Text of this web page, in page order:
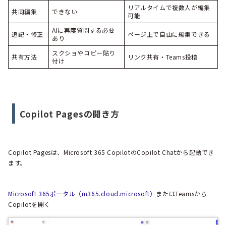
共同編集 できない
リアルタイムで複数人が編集
可能
追記・修正
AIに再度質問する必要
あり
ページ上で自由に編集できる
共有方法
スクショやコピー貼り
付け
リンク共有・Teams投稿
Copilot Pagesの開き方
Copilot Pagesは、Microsoft 365 CopilotのCopilot Chatから起動でき
ます。
Microsoft 365ポータル（m365.cloud.microsoft） またはTeamsから
Copilotを開く